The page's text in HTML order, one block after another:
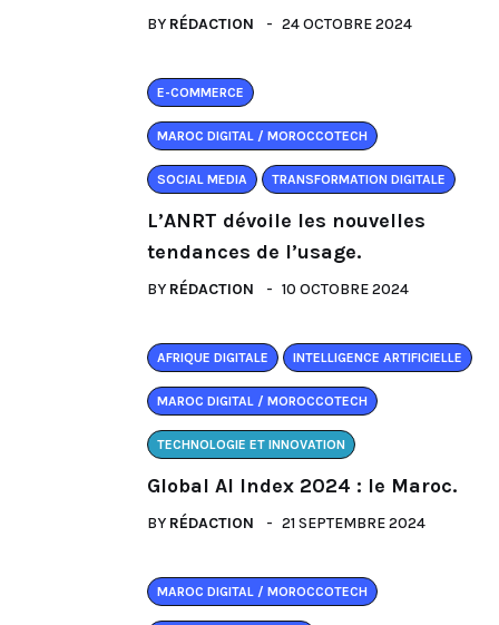
BY RÉDACTION 24 OCTOBRE 2024
E-COMMERCE
MAROC DIGITAL / MOROCCOTECH
SOCIAL MEDIA TRANSFORMATION DIGITALE
L’ANRT dévoile les nouvelles
tendances de l’usage.
BY RÉDACTION 10 OCTOBRE 2024
AFRIQUE DIGITALE INTELLIGENCE ARTIFICIELLE
MAROC DIGITAL / MOROCCOTECH
TECHNOLOGIE ET INNOVATION
Global AI Index 2024 : le Maroc.
BY RÉDACTION 21 SEPTEMBRE 2024
MAROC DIGITAL / MOROCCOTECH